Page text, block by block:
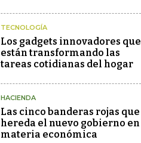
TECNOLOGÍA
Los gadgets innovadores que
están transformando las
tareas cotidianas del hogar
HACIENDA
Las cinco banderas rojas que
hereda el nuevo gobierno en
materia económica